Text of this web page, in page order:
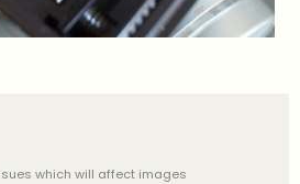
which will affect images